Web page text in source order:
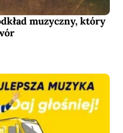
muzyczny, który